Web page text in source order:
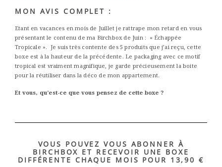
MON AVIS COMPLET :
Etant en vacances en mois de Juillet je rattrape mon retard en vous
présentant le contenu de ma Birchbox de Juin : « Échappée
Tropicale ». Je suis très contente des 5 produits que j’ai reçu, cette
boxe est à la hauteur de la précédente. Le packaging avec ce motif
tropical est vraiment magnifique, je garde précieusement la boite
pour la réutiliser dans la déco de mon appartement.
Et vous, qu’est-ce que vous pensez de cette boxe ?
VOUS POUVEZ VOUS ABONNER À
BIRCHBOX ET RECEVOIR UNE BOXE
DIFFÉRENTE CHAQUE MOIS POUR 13,90 €